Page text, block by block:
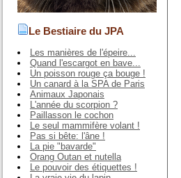
Le Bestiaire du JPA
Les manières de l'épeire...
Quand l'escargot en bave...
Un poisson rouge ça bouge !
Un canard à la SPA de Paris
Animaux Japonais
L'année du scorpion ?
Paillasson le cochon
Le seul mammifère volant !
Pas si bête: l'âne !
La pie "bavarde"
Orang Outan et nutella
Le pouvoir des étiquettes !